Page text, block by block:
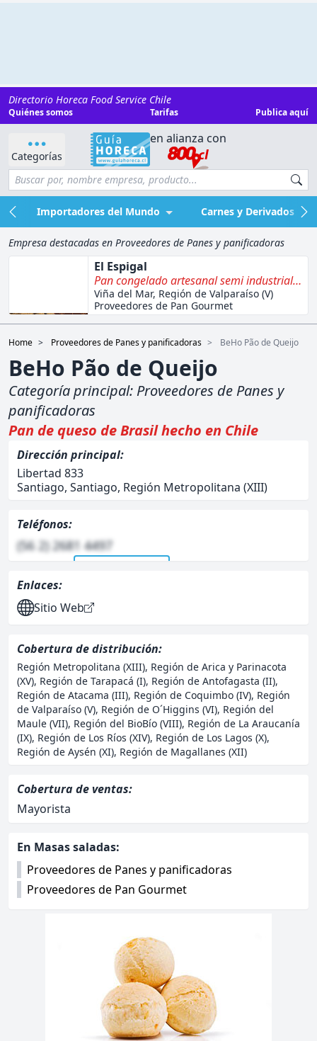
Directorio Horeca Food Service Chile
Quiénes somos Tarifas Publica aquí
Categorías
en alianza con
Importadores del Mundo Carnes y Derivados
Empresa destacadas en Proveedores de Panes y panificadoras
El Espigal
Pan congelado artesanal semi industrial y
galletas finas para Horeca
Viña del Mar, Región de Valparaíso (V)
Proveedores de Pan Gourmet
Home Proveedores de Panes y panificadoras BeHo Pão de Queijo
BeHo Pão de Queijo
Categoría principal: Proveedores de Panes y
panificadoras
Pan de queso de Brasil hecho en Chile
Dirección principal:
Libertad 833
Santiago, Santiago, Región Metropolitana (XIII)
Teléfonos:
(56 2) 2681 4497
Enlaces:
Sitio Web
Cobertura de distribución:
Región Metropolitana (XIII), Región de Arica y Parinacota
(XV), Región de Tarapacá (I), Región de Antofagasta (II),
Región de Atacama (III), Región de Coquimbo (IV), Región
de Valparaíso (V), Región de O´Higgins (VI), Región del
Maule (VII), Región del BioBío (VIII), Región de La Araucanía
(IX), Región de Los Ríos (XIV), Región de Los Lagos (X),
Región de Aysén (XI), Región de Magallanes (XII)
Cobertura de ventas:
Mayorista
Otras categorías asociadas:
En Masas saladas:
Proveedores de Panes y panificadoras
Proveedores de Pan Gourmet